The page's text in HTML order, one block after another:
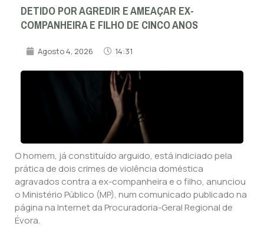
DETIDO POR AGREDIR E AMEAÇAR EX-
COMPANHEIRA E FILHO DE CINCO ANOS
Agosto 4, 2026 14:31
O homem, já constituído arguido, está indiciado pela
prática de dois crimes de violência doméstica
agravados contra a ex-companheira e o filho, anunciou
o Ministério Público (MP), num comunicado publicado na
página na Internet da Procuradoria-Geral Regional de
Évora.